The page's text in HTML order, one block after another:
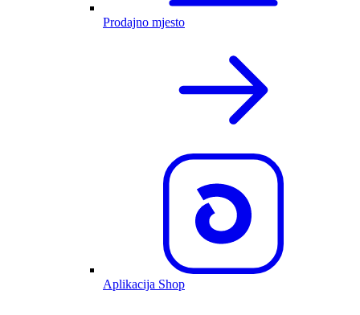
Prodajno mjesto
Aplikacija Shop